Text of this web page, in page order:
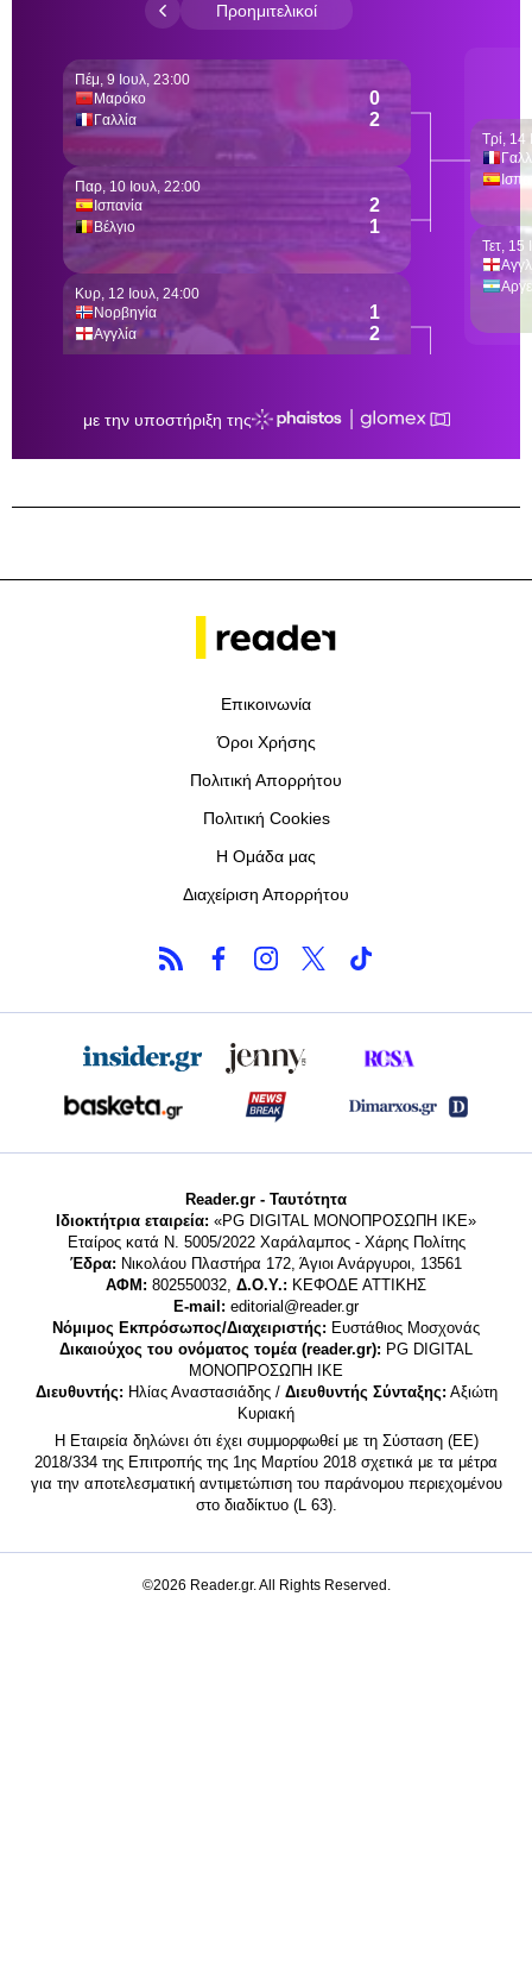
Επικοινωνία
Όροι Χρήσης
Πολιτική Απορρήτου
Πολιτική Cookies
Η Ομάδα μας
Διαχείριση Απορρήτου
Reader.gr - Ταυτότητα
Ιδιοκτήτρια εταιρεία: «PG DIGITAL MONΟΠΡΟΣΩΠΗ ΙΚΕ»
Εταίρος κατά Ν. 5005/2022 Χαράλαμπος - Χάρης Πολίτης
Έδρα: Νικολάου Πλαστήρα 172, Άγιοι Ανάργυροι, 13561
ΑΦΜ: 802550032, Δ.Ο.Υ.: ΚΕΦΟΔΕ ΑΤΤΙΚΗΣ
E-mail: editorial@reader.gr
Νόμιμος Εκπρόσωπος/Διαχειριστής: Ευστάθιος Μοσχονάς
Δικαιούχος του ονόματος τομέα (reader.gr): PG DIGITAL
MONΟΠΡΟΣΩΠΗ ΙΚΕ
Διευθυντής: Ηλίας Αναστασιάδης / Διευθυντής Σύνταξης: Αξιώτη
Κυριακή
Η Εταιρεία δηλώνει ότι έχει συμμορφωθεί με τη Σύσταση (ΕΕ)
2018/334 της Επιτροπής της 1ης Μαρτίου 2018 σχετικά με τα μέτρα
για την αποτελεσματική αντιμετώπιση του παράνομου περιεχομένου
στο διαδίκτυο (L 63).
©2026 Reader.gr. All Rights Reserved.